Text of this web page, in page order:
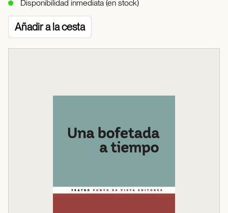
Disponibilidad inmediata (en stock)
Añadir a la cesta